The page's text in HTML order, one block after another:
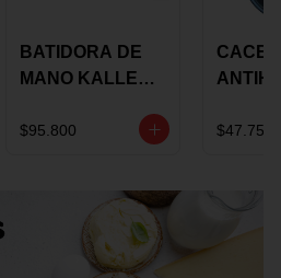
BATIDORA DE
MANO KALLEY
VELOCIDADES
$95.800
TAPA
$47.750